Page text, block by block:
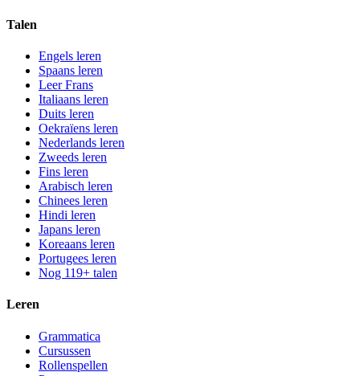
Talen
Engels leren
Spaans leren
Leer Frans
Italiaans leren
Duits leren
Oekraïens leren
Nederlands leren
Zweeds leren
Fins leren
Arabisch leren
Chinees leren
Hindi leren
Japans leren
Koreaans leren
Portugees leren
Nog 119+ talen
Leren
Grammatica
Cursussen
Rollenspellen